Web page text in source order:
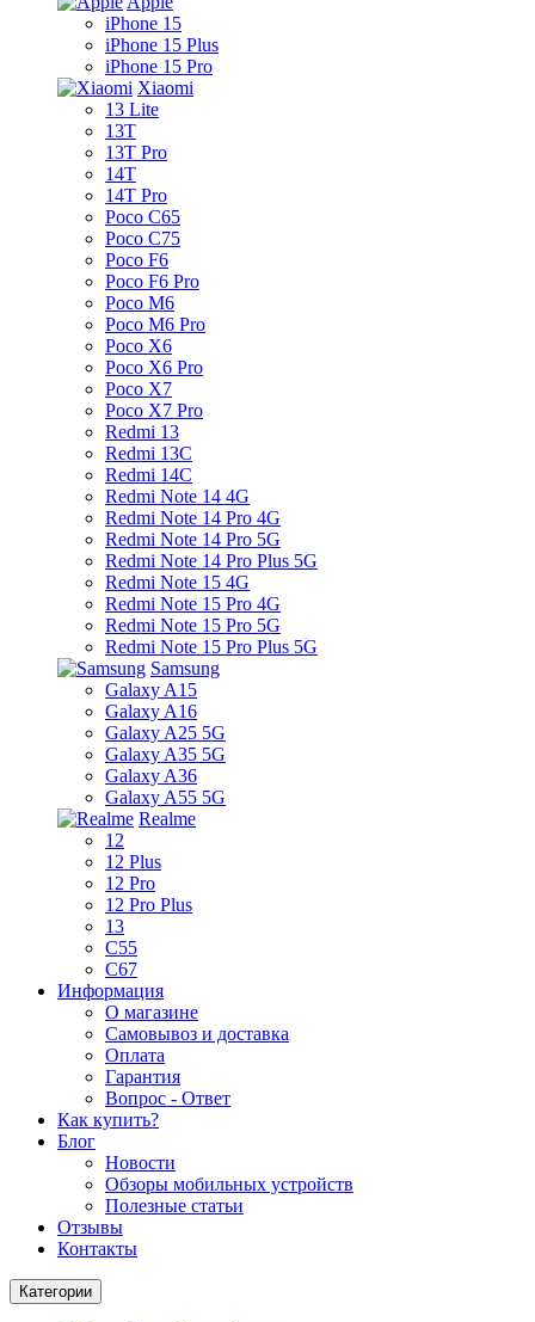
iPhone 15
iPhone 15 Plus
iPhone 15 Pro
Xiaomi
13 Lite
13T
13T Pro
14T
14T Pro
Poco C65
Poco C75
Poco F6
Poco F6 Pro
Poco M6
Poco M6 Pro
Poco X6
Poco X6 Pro
Poco X7
Poco X7 Pro
Redmi 13
Redmi 13C
Redmi 14C
Redmi Note 14 4G
Redmi Note 14 Pro 4G
Redmi Note 14 Pro 5G
Redmi Note 14 Pro Plus 5G
Redmi Note 15 4G
Redmi Note 15 Pro 4G
Redmi Note 15 Pro 5G
Redmi Note 15 Pro Plus 5G
Samsung
Galaxy A15
Galaxy A16
Galaxy A25 5G
Galaxy A35 5G
Galaxy A36
Galaxy A55 5G
Realme
12
12 Plus
12 Pro
12 Pro Plus
13
C55
C67
Информация
О магазине
Самовывоз и доставка
Оплата
Гарантия
Вопрос - Ответ
Как купить?
Блог
Новости
Обзоры мобильных устройств
Полезные статьи
Отзывы
Контакты
Категории